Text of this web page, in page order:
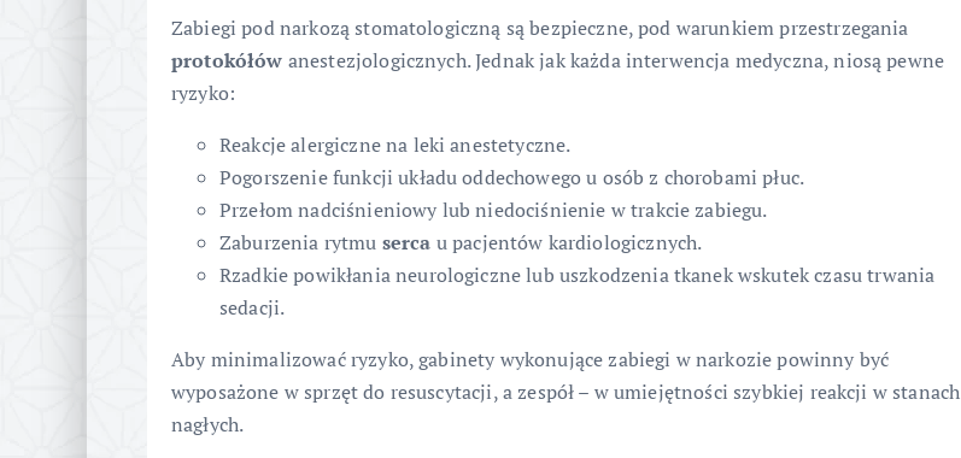
Zabiegi pod narkozą stomatologiczną są bezpieczne, pod warunkiem przestrzegania
protokółów anestezjologicznych. Jednak jak każda interwencja medyczna, niosą pewne
ryzyko:
Reakcje alergiczne na leki anestetyczne.
Pogorszenie funkcji układu oddechowego u osób z chorobami płuc.
Przełom nadciśnieniowy lub niedociśnienie w trakcie zabiegu.
Zaburzenia rytmu serca u pacjentów kardiologicznych.
Rzadkie powikłania neurologiczne lub uszkodzenia tkanek wskutek czasu trwania
sedacji.
Aby minimalizować ryzyko, gabinety wykonujące zabiegi w narkozie powinny być
wyposażone w sprzęt do resuscytacji, a zespół – w umiejętności szybkiej reakcji w stanach
nagłych.